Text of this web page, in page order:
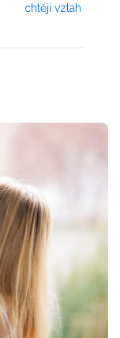
chtějí vztah